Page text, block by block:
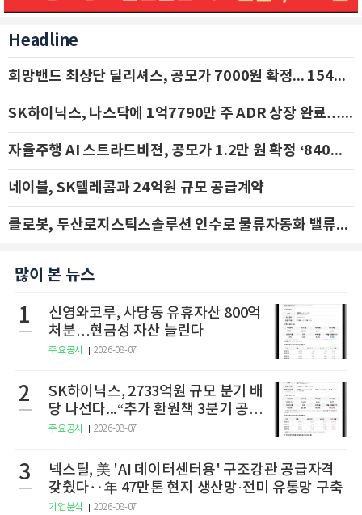
Headline
희망밴드 최상단 딜리셔스, 공모가 7000원 확정... 154억 규모 IPO 돌입
SK하이닉스, 나스닥에 1억7790만 주 ADR 상장 완료…29일 국내 추가 상장
자율주행 AI 스트라드비젼, 공모가 1.2만 원 확정 ‘840억 수혈’
네이블, SK텔레콤과 24억원 규모 공급계약
클로봇, 두산로지스틱스솔루션 인수로 물류자동화 밸류체인 확장 추진 - IBK투자증권
많이 본 뉴스
1
신영와코루, 사당동 유휴자산 800억
처분…현금성 자산 늘린다
주요공시 2026-08-07
2
SK하이닉스, 2733억원 규모 분기 배
당 나선다...“추가 환원책 3분기 공
개”
주요공시 2026-08-07
3
넥스틸, 美 'AI 데이터센터용' 구조강관 공급자격
갖췄다‥年 47만톤 현지 생산망·전미 유통망 구축
기업분석 2026-08-07